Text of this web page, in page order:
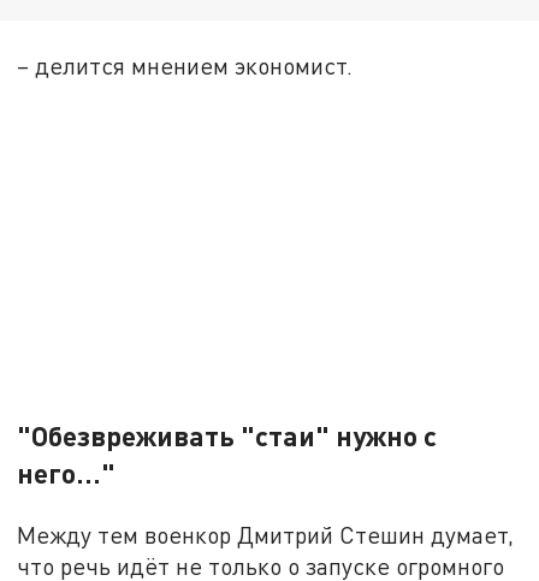
– делится мнением экономист.
"Обезвреживать "стаи" нужно с
него..."
Между тем военкор Дмитрий Стешин думает,
что речь идёт не только о запуске огромного